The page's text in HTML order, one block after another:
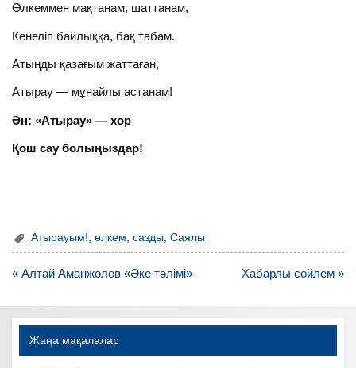
Өлкеммен мақтанам, шаттанам,
Кенеліп байлыққа, бақ табам.
Атыңды қазағым жаттаған,
Атырау — мұнайлы астанам!
Ән: «Атырау» — хор
Қош сау болыңыздар!
Атырауым! ,өлкем ,сазды ,Саялы
Навигация
записям
« Алтай Аманжолов «Әке тәлімі» Хабарлы сөйлем »
Жаңа мақалалар